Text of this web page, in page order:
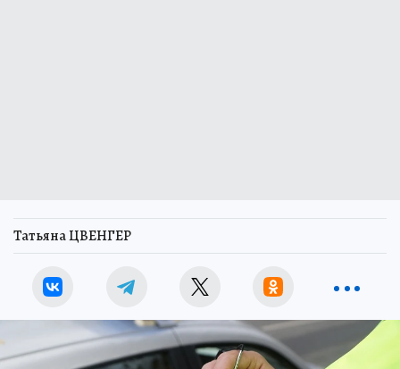
Татьяна ЦВЕНГЕР